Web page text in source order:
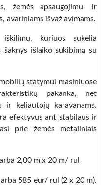
žemės apsaugojimui ir
avariniams išvažiavimams.
kuriuos sukelia
išlaiko sukibimą su
statymui masiniuose
pakanka, net
ir keliautojų karavanams.
efektyvus ant stabilaus ir
prie žemės metaliniais
2,00 m x 20 m/ rul
585 eur/ rul (2 x 20 m).